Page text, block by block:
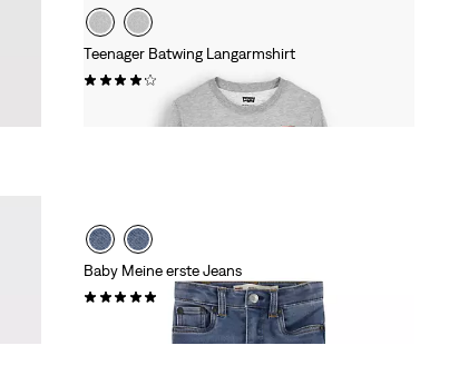
Teenager Batwing Langarmshirt
Baby Meine erste Jeans
(2)